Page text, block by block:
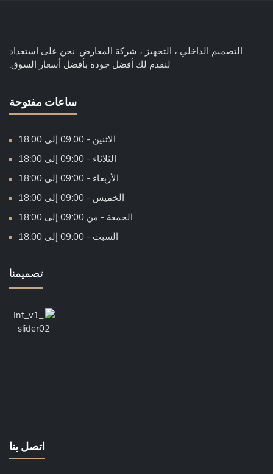
التصميم الداخلي ، التجهيز ، شركة المعارض. نحن على استعداد
لنقدم لك أفضل جودة بأفضل أسعار السوق.
ساعات مفتوحة
الاثنين - 09:00 إلى 18:00
الثلاثاء - 09:00 إلى 18:00
الأربعاء - 09:00 إلى 18:00
الخميس - 09:00 إلى 18:00
الجمعة - من 09:00 إلى 18:00
السبت - 09:00 إلى 18:00
تصميمنا
اتصل بنا